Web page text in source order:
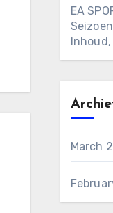
EA
March